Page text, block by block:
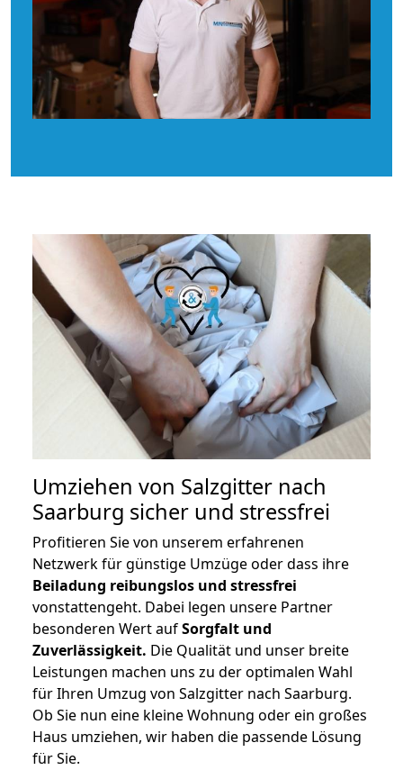
Umziehen von Salzgitter nach
Saarburg sicher und stressfrei
Profitieren Sie von unserem erfahrenen
Netzwerk für günstige Umzüge oder dass ihre
Beiladung reibungslos und stressfrei
vonstattengeht. Dabei legen unsere Partner
besonderen Wert aufSorgfalt und
Zuverlässigkeit. Die Qualität und unser breite
Leistungen machen uns zu der optimalen Wahl
für Ihren Umzug von Salzgitter nach Saarburg.
Ob Sie nun eine kleine Wohnung oder ein großes
Haus umziehen, wir haben die passende Lösung
für Sie.